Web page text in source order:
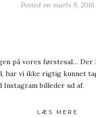
Posted on marts 9, 2016
på vores førstesal…
har vi ikke rigtig kunnet
billeder ud af.
LÆS MERE